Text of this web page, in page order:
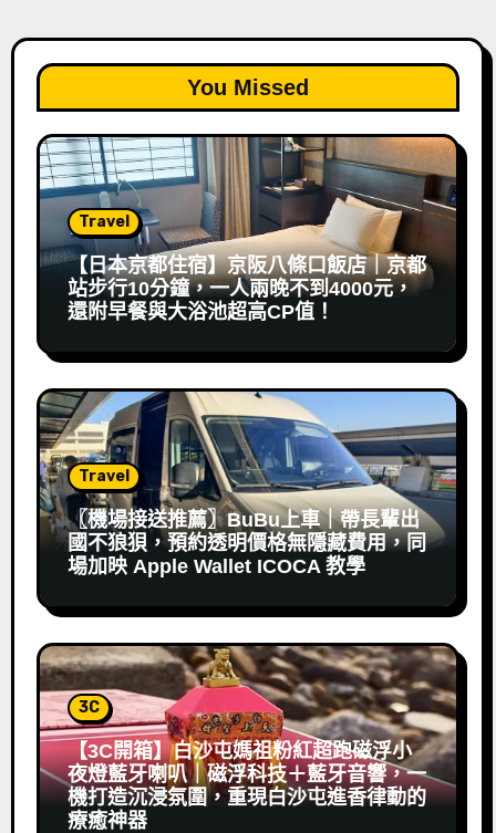
You Missed
Travel
【日本京都住宿】京阪八條口飯店｜京都
站步行10分鐘，一人兩晚不到4000元，
還附早餐與大浴池超高CP值！
Travel
〖機場接送推薦〗BuBu上車｜帶長輩出
國不狼狽，預約透明價格無隱藏費用，同
場加映 Apple Wallet ICOCA 教學
3C
【3C開箱】白沙屯媽祖粉紅超跑磁浮小
夜燈藍牙喇叭｜磁浮科技＋藍牙音響，一
機打造沉浸氛圍，重現白沙屯進香律動的
療癒神器